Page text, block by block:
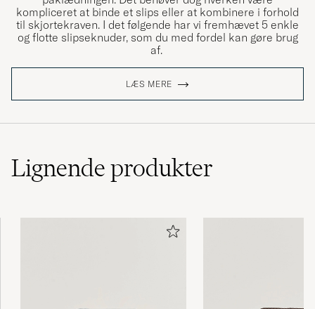
kompliceret at binde et slips eller at kombinere i forhold
til skjortekraven. I det følgende har vi fremhævet 5 enkle
og flotte slipseknuder, som du med fordel kan gøre brug
af.
LÆS MERE
Lignendeprodukter